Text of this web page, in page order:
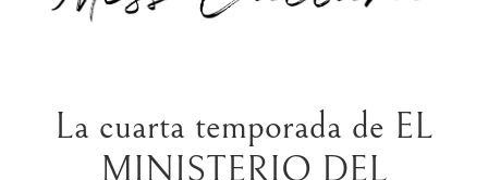
La cuarta temporada de EL
MINISTERIO DEL